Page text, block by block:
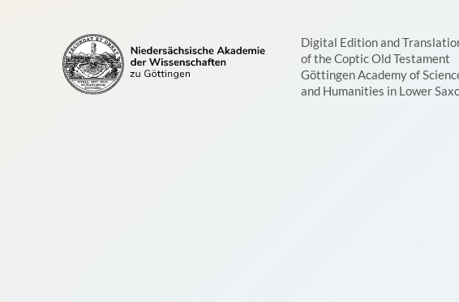
Digital Edition and
of the Coptic Old Testament
Göttingen Academy of
and Humanities in Lower